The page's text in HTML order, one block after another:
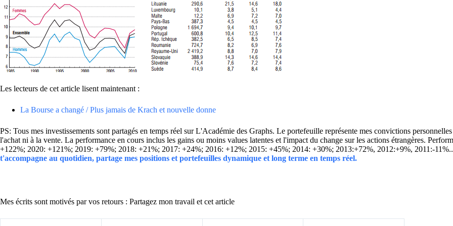
Les lecteurs de cet article lisent maintenant :
La Bourse a changé / Plus jamais de Krach et nouvelle donne
PS: Tous mes investissements sont partagés en temps réel sur L'Académie des Graphs. Le portefeuille représente mes convictions
l'achat ni à la vente. La performance en cours inclus les gains ou moins values latentes et l'impact du change sur les actions étrangères.
+122%; 2020: +121%; 2019: +79%; 2018: +21%; 2017: +24%; 2016: +12%; 2015: +45%; 2014: +30%; 2013:+72%, 2012:+9%, 2011:-
t'accompagne au quotidien, partage mes positions et portefeuilles dynamique et long terme en temps réel.
Mes écrits sont motivés par vos retours : Partagez mon travail et cet article